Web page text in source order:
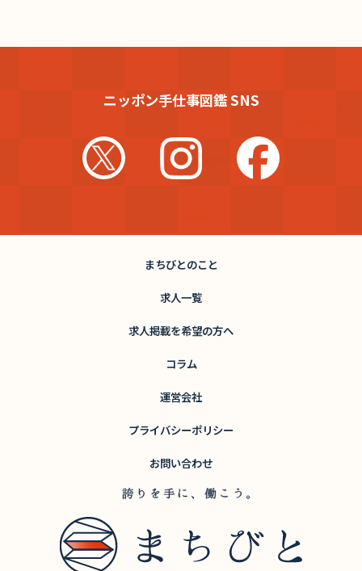
ニッポン手仕事図鑑 SNS
まちびとのこと
求人一覧
求人掲載を希望の方へ
コラム
運営会社
プライバシーポリシー
お問い合わせ